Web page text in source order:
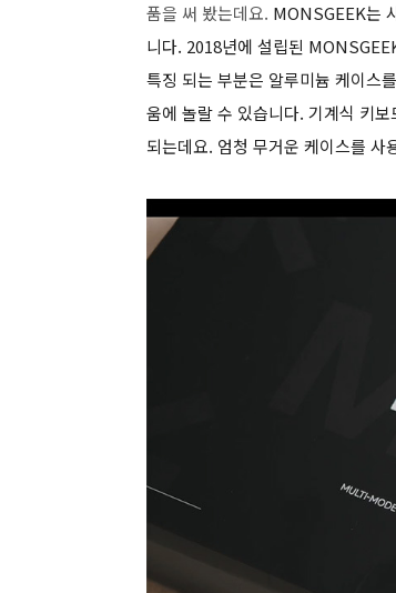
품을 써 봤는데요. MONSGEEK는
니다. 2018년에 설립된
특징 되는 부분은 알루미늄 케이스
움에 놀랄 수 있습니다. 기계식 키
되는데요. 엄청 무거운 케이스를 사